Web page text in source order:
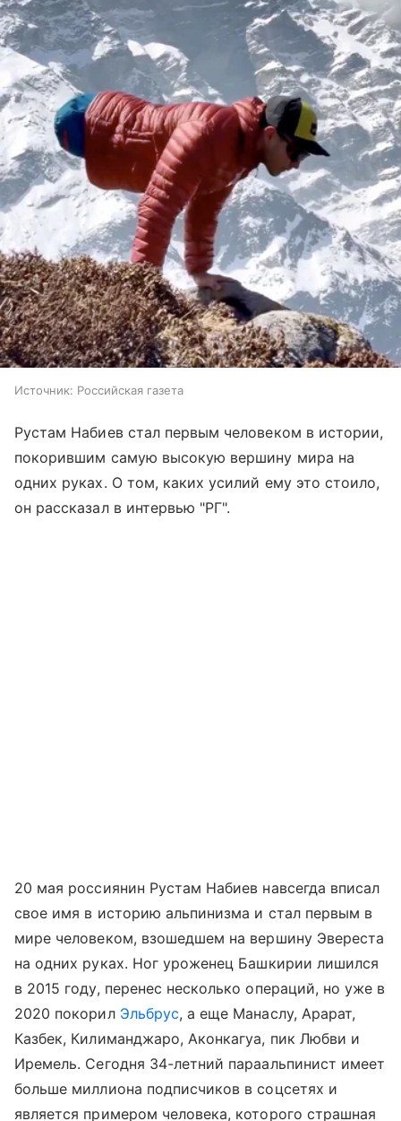
Источник: Российская газета
Рустам Набиев стал первым человеком в истории,
покорившим самую высокую вершину мира на
одних руках. О том, каких усилий ему это стоило,
он рассказал в интервью "РГ".
20 мая россиянин Рустам Набиев навсегда вписал
свое имя в историю альпинизма и стал первым в
мире человеком, взошедшем на вершину Эвереста
на одних руках. Ног уроженец Башкирии лишился
в 2015 году, перенес несколько операций, но уже в
2020 покорил Эльбрус, а еще Манаслу, Арарат,
Казбек, Килиманджаро, Аконкагуа, пик Любви и
Иремель. Сегодня 34-летний параальпинист имеет
больше миллиона подписчиков в соцсетях и
является примером человека, которого страшная